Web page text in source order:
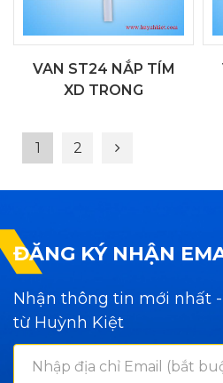
VAN ST24 NẮP TÍM
XD TRONG
1 2
ĐĂNG KÝ NHẬN
Nhận thông tin mới nhất
từ Huỳnh Kiệt